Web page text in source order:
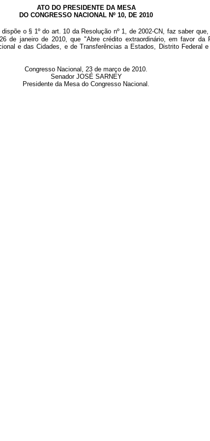
ATO DO PRESIDENTE DA MESA
DO CONGRESSO NACIONAL Nº 10, DE 2010
o § 1º do art. 10 da Resolução nº 1, de 2002-CN, faz saber
de janeiro de 2010, que "Abre crédito extraordinário, em favor da
e das Cidades, e de Transferências a Estados, Distrito Federal
Congresso Nacional, 23 de março de 2010.
Senador JOSÉ SARNEY
Presidente da Mesa do Congresso Nacional.